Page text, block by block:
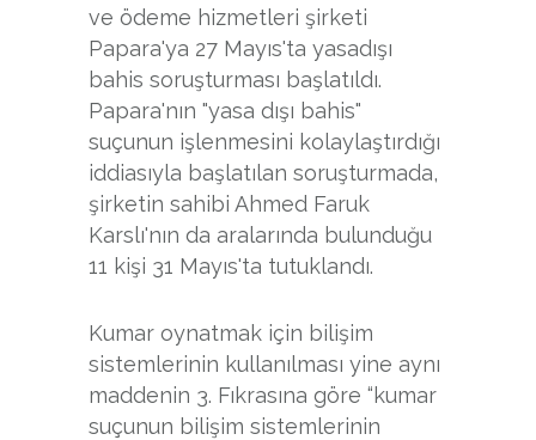
ve ödeme hizmetleri şirketi
Papara'ya 27 Mayıs'ta yasadışı
bahis soruşturması başlatıldı.
Papara'nın "yasa dışı bahis"
suçunun işlenmesini kolaylaştırdığı
iddiasıyla başlatılan soruşturmada,
şirketin sahibi Ahmed Faruk
Karslı'nın da aralarında bulunduğu
11 kişi 31 Mayıs'ta tutuklandı.
Kumar oynatmak için bilişim
sistemlerinin kullanılması yine aynı
maddenin 3. Fıkrasına göre “kumar
suçunun bilişim sistemlerinin